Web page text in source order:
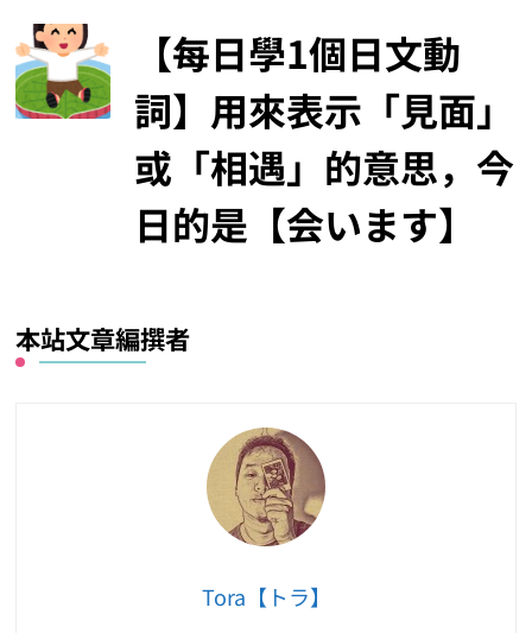
【每日學1個日文動
詞】用來表示「見面」
或「相遇」的意思，今
日的是【会います】
本站文章編撰者
Tora【トラ】